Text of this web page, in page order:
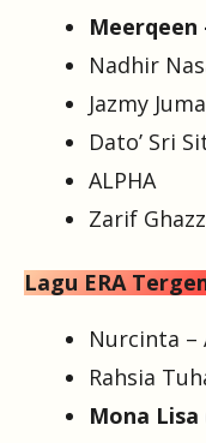
Meerqeen
Nadhir
Jazmy Juma
Dato’ Sri
ALPHA
Zarif
Lagu ERA
Nurcinta –
Rahsia
Mona Lisa